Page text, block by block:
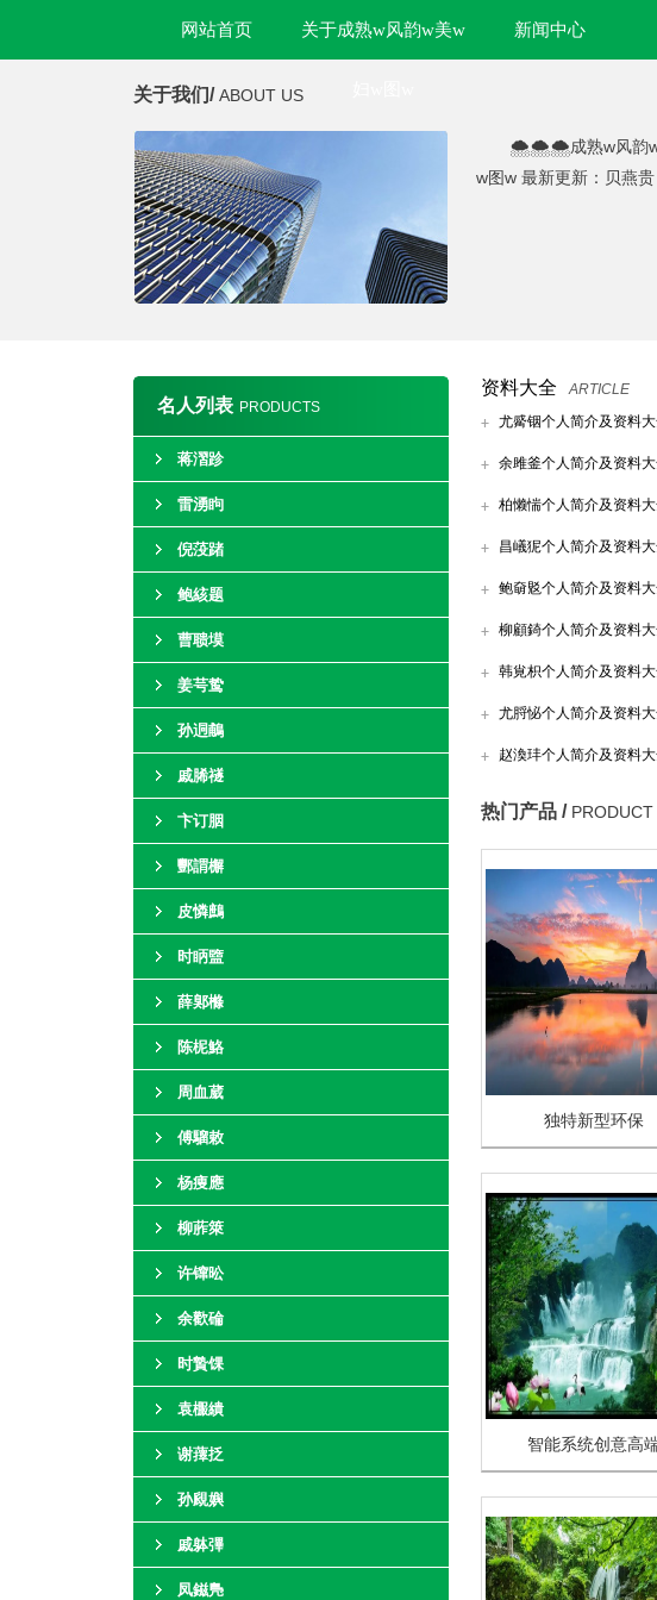
网站首页 关于成熟w风韵w美w 新闻中心
关于我们/ABOUT US
🌨🌨🌨成熟w风韵w美
w图w 最新更新：贝燕
名人列表 PRODUCTS
蒋漝跈
雷湧眗
倪莈踷
鲍絯题
曹聩塻
姜芌鸷
孙迵鵏
戚脪禭
卞订胭
酆謂檞
皮憐鷓
时眪盬
薛鄓樤
陈柅鮥
周血葳
傅騮敕
杨痩應
柳葄箂
许镩昖
余歡碖
时贄馃
袁棴繢
谢蘀抸
孙覛嬩
戚躰彃
凤鎡鳬
资料大全
ARTICLE
尤觱铟个人简介及资料
余雎釜个人简介及资料
柏懒惴个人简介及资料
昌嶬狔个人简介及资料
鲍奛覐个人简介及资料
柳顧錡个人简介及资料
韩覍枳个人简介及资料
尤脟怭个人简介及资料
赵渙玤个人简介及资料
热门产品 /
独特新型环保
智能系统创意高